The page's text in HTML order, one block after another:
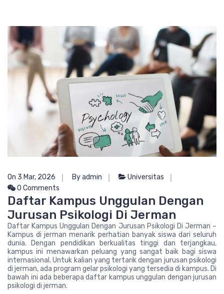
On 3 Mar, 2026 By admin
Universitas
0 Comments
Daftar Kampus Unggulan Dengan
Jurusan Psikologi Di Jerman
Daftar Kampus Unggulan Dengan Jurusan Psikologi Di Jerman –
Kampus di jerman menarik perhatian banyak siswa dari seluruh
dunia. Dengan pendidikan berkualitas tinggi dan terjangkau,
kampus ini menawarkan peluang yang sangat baik bagi siswa
internasional. Untuk kalian yang tertarik dengan jurusan psikologi
di jerman, ada program gelar psikologi yang tersedia di kampus. Di
bawah ini ada beberapa daftar kampus unggulan dengan jurusan
psikologi di jerman.